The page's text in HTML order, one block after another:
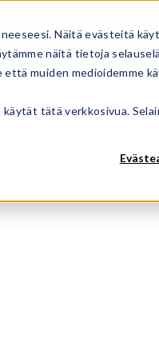
Näitä evästeitä
näitä tietoja
että muiden medioidemme
tätä verkkosivua.
suklaakermajäätelö